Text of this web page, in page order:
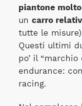
piantone
un carro
tutte le
Questi ultimi
po’ il
endurance:
racing.